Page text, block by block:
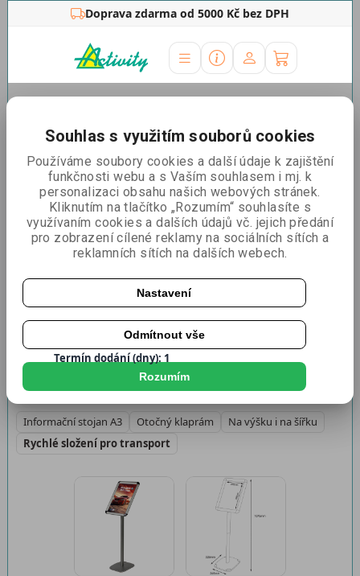
Doprava zdarma od 5000 Kč bez DPH
Info stojan A3
Katalogové číslo:INFOSTA3
Termín dodání (dny): 1
Skladem > 5 ks
Informační stojan A3 Otočný klaprám
Na výšku i na šířku
Rychlé složení pro transport
Souhlas s využitím souborů cookies
Používáme soubory cookies a další údaje k zajištění
funkčnosti webu a s Vaším souhlasem i mj. k
personalizaci obsahu našich webových stránek.
Kliknutím na tlačítko „Rozumím“ souhlasíte s
využívaním cookies a dalších údajů vč. jejich předání
pro zobrazení cílené reklamy na sociálních sítích a
reklamních sítích na dalších webech.
Nastavení
Odmítnout vše
Rozumím